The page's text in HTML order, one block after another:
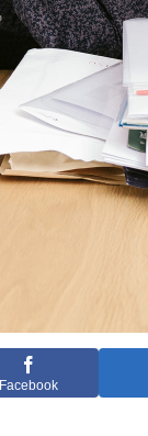
Facebook